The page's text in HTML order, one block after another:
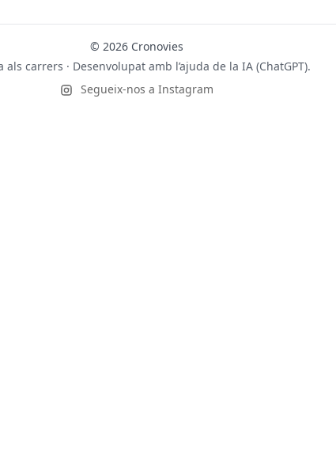
© 2026 Cronovies
als carrers · Desenvolupat amb l’ajuda de la IA (ChatGPT).
Segueix-nos a Instagram